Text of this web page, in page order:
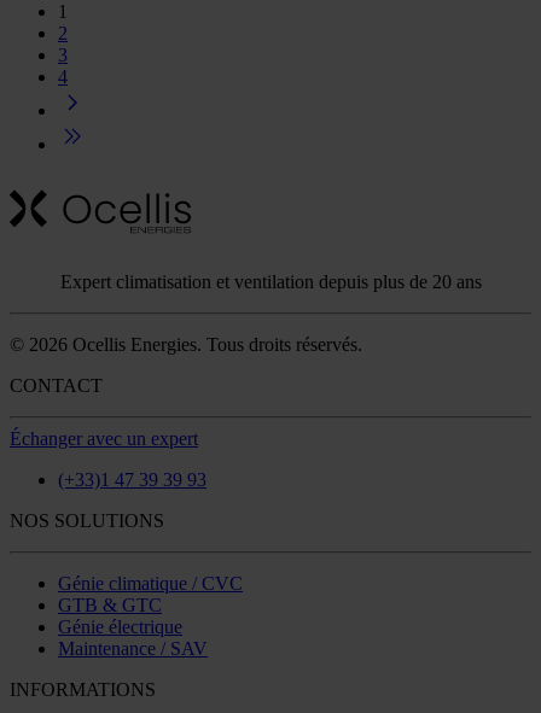
1
2
3
4
Expert climatisation et ventilation depuis plus de 20 ans
© 2026 Ocellis Energies. Tous droits réservés.
CONTACT
Échanger avec un expert
(+33)1 47 39 39 93
NOS SOLUTIONS
Génie climatique / CVC
GTB & GTC
Génie électrique
Maintenance / SAV
INFORMATIONS